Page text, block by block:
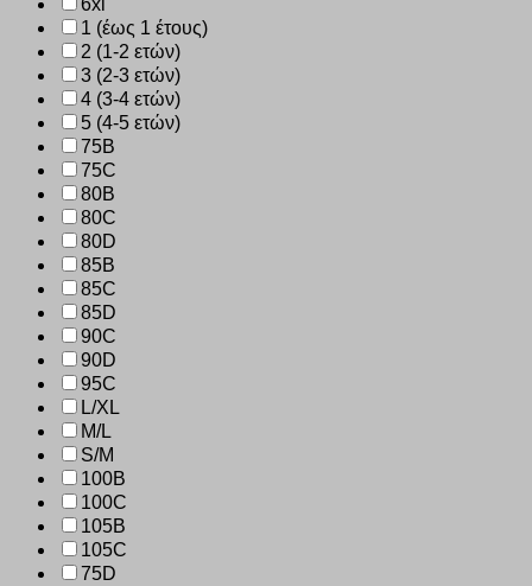
6xl
1 (έως 1 έτους)
2 (1-2 ετών)
3 (2-3 ετών)
4 (3-4 ετών)
5 (4-5 ετών)
75B
75C
80B
80C
80D
85B
85C
85D
90C
90D
95C
L/XL
M/L
S/M
100B
100C
105B
105C
75D